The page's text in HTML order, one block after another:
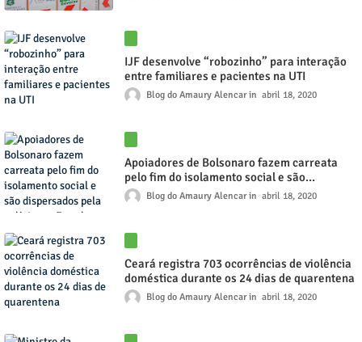
IJF desenvolve “robozinho” para interação
entre familiares e pacientes na UTI
Blog do Amaury Alencar abril 18, 2020
Apoiadores de Bolsonaro fazem carreata
pelo fim do isolamento social e são
dispersados pela polícia em Fortaleza
Blog do Amaury Alencar abril 18, 2020
Ceará registra 703 ocorrências de violência
doméstica durante os 24 dias de quarentena
Blog do Amaury Alencar abril 18, 2020